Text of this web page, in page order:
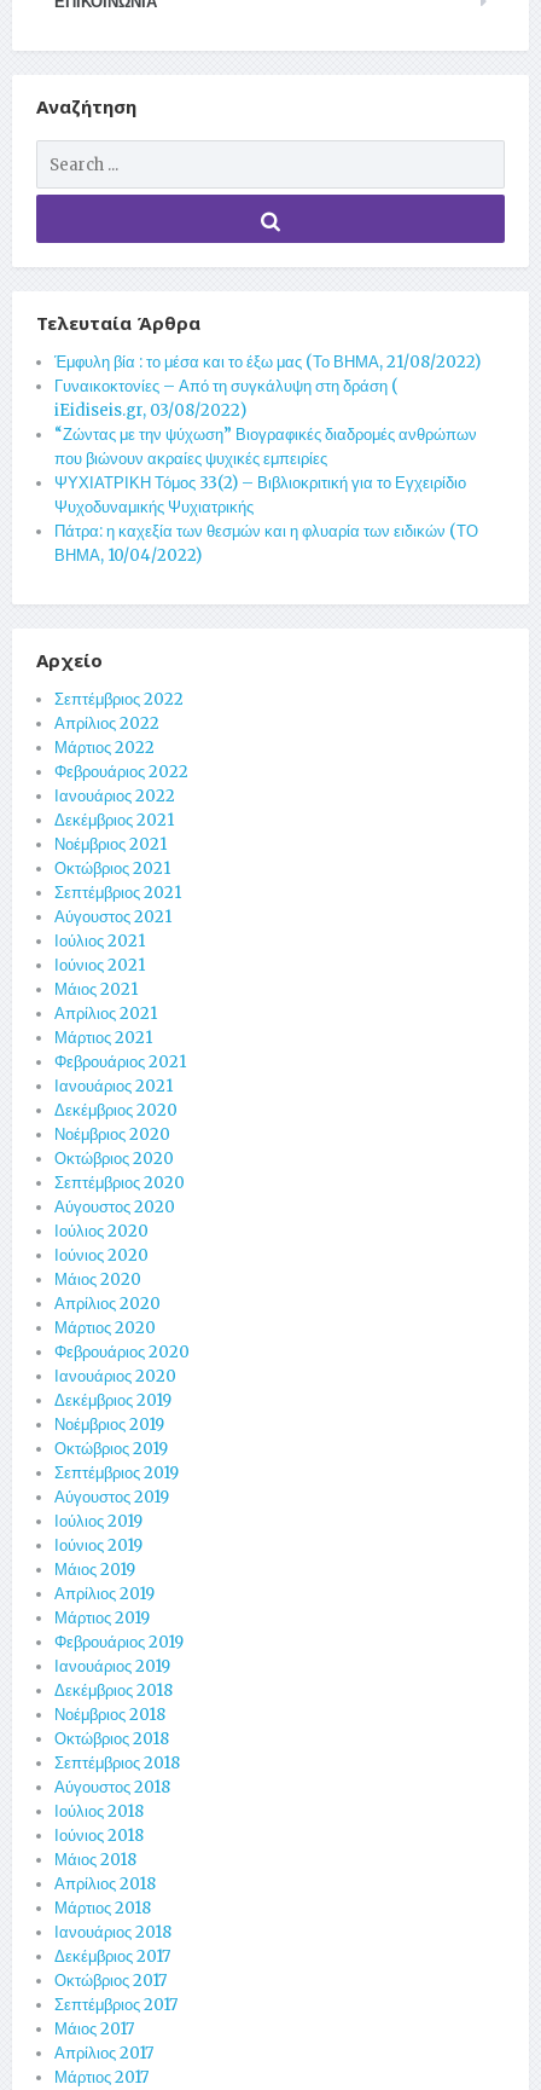
Αναζήτηση
Τελευταία Άρθρα
Έμφυλη βία : το μέσα και το έξω μας (Το ΒΗΜΑ, 21/08/2022)
Γυναικοκτονίες – Από τη συγκάλυψη στη δράση (
iEidiseis.gr, 03/08/2022)
“Ζώντας με την ψύχωση” Βιογραφικές διαδρομές ανθρώπων
που βιώνουν ακραίες ψυχικές εμπειρίες
ΨΥΧΙΑΤΡΙΚΗ Τόμος 33(2) – Βιβλιοκριτική για το Εγχειρίδιο
Ψυχοδυναμικής Ψυχιατρικής
Πάτρα: η καχεξία των θεσμών και η φλυαρία των ειδικών (ΤΟ
ΒΗΜΑ, 10/04/2022)
Αρχείο
Σεπτέμβριος 2022
Απρίλιος 2022
Μάρτιος 2022
Φεβρουάριος 2022
Ιανουάριος 2022
Δεκέμβριος 2021
Νοέμβριος 2021
Οκτώβριος 2021
Σεπτέμβριος 2021
Αύγουστος 2021
Ιούλιος 2021
Ιούνιος 2021
Μάιος 2021
Απρίλιος 2021
Μάρτιος 2021
Φεβρουάριος 2021
Ιανουάριος 2021
Δεκέμβριος 2020
Νοέμβριος 2020
Οκτώβριος 2020
Σεπτέμβριος 2020
Αύγουστος 2020
Ιούλιος 2020
Ιούνιος 2020
Μάιος 2020
Απρίλιος 2020
Μάρτιος 2020
Φεβρουάριος 2020
Ιανουάριος 2020
Δεκέμβριος 2019
Νοέμβριος 2019
Οκτώβριος 2019
Σεπτέμβριος 2019
Αύγουστος 2019
Ιούλιος 2019
Ιούνιος 2019
Μάιος 2019
Απρίλιος 2019
Μάρτιος 2019
Φεβρουάριος 2019
Ιανουάριος 2019
Δεκέμβριος 2018
Νοέμβριος 2018
Οκτώβριος 2018
Σεπτέμβριος 2018
Αύγουστος 2018
Ιούλιος 2018
Ιούνιος 2018
Μάιος 2018
Απρίλιος 2018
Μάρτιος 2018
Ιανουάριος 2018
Δεκέμβριος 2017
Οκτώβριος 2017
Σεπτέμβριος 2017
Μάιος 2017
Απρίλιος 2017
Μάρτιος 2017